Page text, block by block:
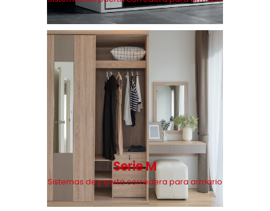
Serie M
Sistemas de puerta corredera para armario